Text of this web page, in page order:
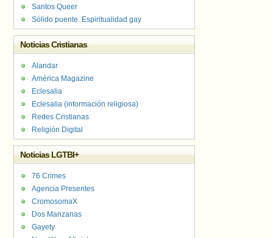
Santos Queer
Sólido puente. Espiritualidad gay
Noticias Cristianas
Alandar
América Magazine
Eclesalia
Eclesalia (información religiosa)
Redes Cristianas
Religión Digital
Noticias LGTBI+
76 Crimes
Agencia Presentes
CromosomaX
Dos Manzanas
Gayety